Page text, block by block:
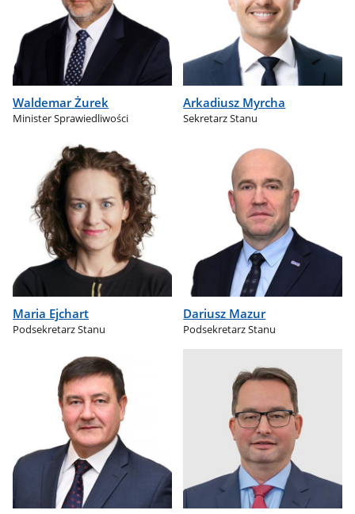
Waldemar Żurek
Minister Sprawiedliwości
Arkadiusz Myrcha
Sekretarz Stanu
Maria Ejchart
Podsekretarz Stanu
Dariusz Mazur
Podsekretarz Stanu